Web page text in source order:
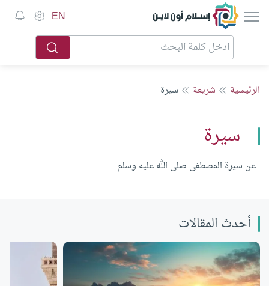
إسلام أون لاين EN
الرئيسية شريعة سيرة
سيرة
عن سيرة المصطفى صلى الله عليه وسلم
أحدث المقالات